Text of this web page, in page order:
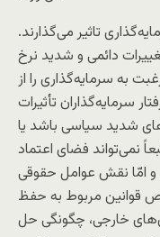
تاثیر می‌گذارند.
40 درصدی یا تغییرات دائمی و شدید نرخ
به سرمایه‌گذاری را از
تأثیرات
شدید سیاسی باشد یا
نمی‌تواند فضای اعتماد
و امّا نقش عوامل حقوقی
قوانین مربوط به حفظ
خارجی، چگونگی حل